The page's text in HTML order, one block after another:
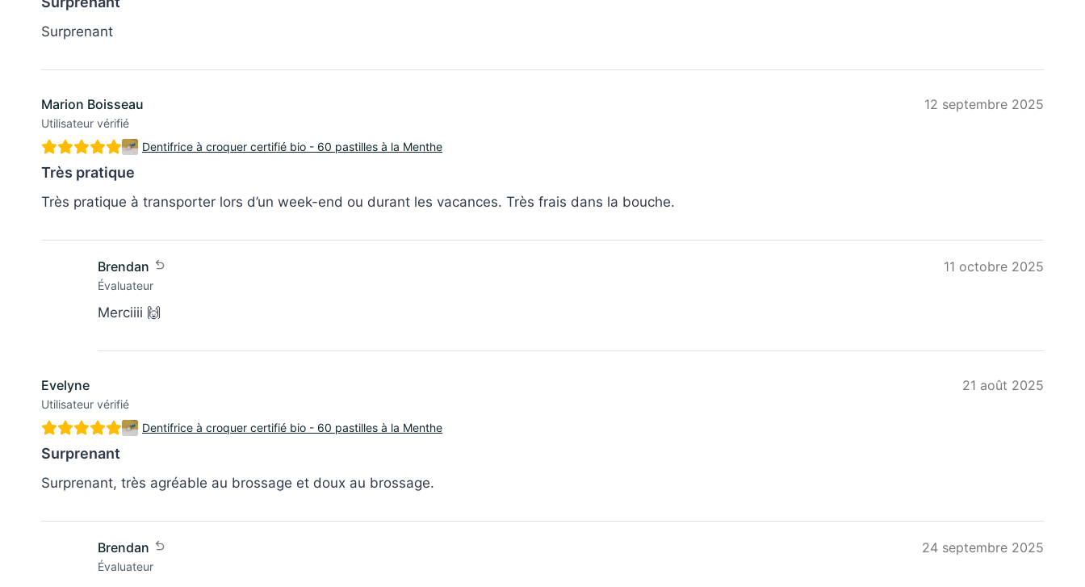
Surprenant
Marion Boisseau
Utilisateur vérifié
12 septembre 2025
Dentifrice à croquer certifié bio - 60 pastilles à la Menthe
Très pratique
Très pratique à transporter lors d’un week-end ou durant les vacances. Très frais dans la bouche.
Brendan
Évaluateur
11 octobre 2025
Merciiii 🙌
Evelyne
Utilisateur vérifié
21 août 2025
Dentifrice à croquer certifié bio - 60 pastilles à la Menthe
Surprenant
Surprenant, très agréable au brossage et doux au brossage.
Brendan
Évaluateur
24 septembre 2025